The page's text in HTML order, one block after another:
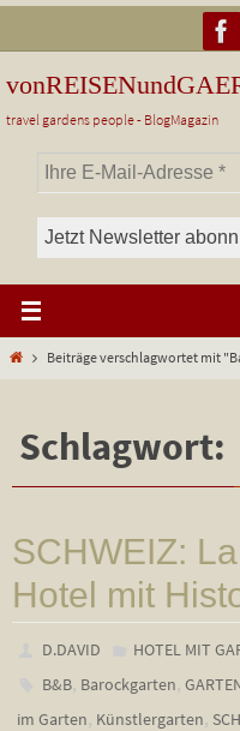
Inhalt
springen
travel gardens people - BlogMagazin
StartBeiträge verschlagwortet mit
Schlagwort:
SCHWEIZ:
Hotel mit
D.DAVID
HOTEL MIT
B&B, Barockgarten,
im Garten, Künstlergarten,